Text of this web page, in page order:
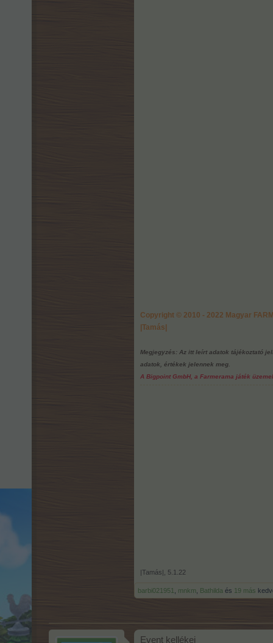
Copyright © 2010 - 2022 Magyar
|Tamás|
Megjegyzés: Az itt leírt adatok tájékoztató
adatok, értékek jelennek meg.
A Bigpoint GmbH, a Farmerama játék
|Tamás| 5.1.22
barbi021951 mnkm Bathilda és 19 más
Event kellékei